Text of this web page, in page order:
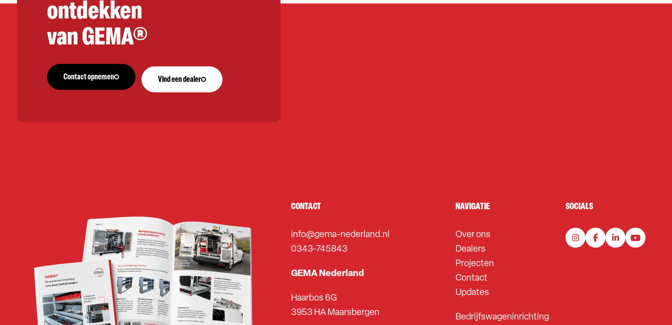
ontdekken
van GEMA®
Contact opnemen Vind een dealer
CONTACT
info@gema-nederland.nl
0343-745843
GEMA Nederland
Haarbos 6G
3953 HA Maarsbergen
NAVIGATIE
Over ons
Dealers
Projecten
Contact
Updates
Bedrijfswageninrichting
SOCIALS